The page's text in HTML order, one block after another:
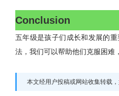
Conclusion
五年级是孩子们成长和发展的
法，我们可以帮助他们克服困难
本文经用户投稿或网站收集转载，